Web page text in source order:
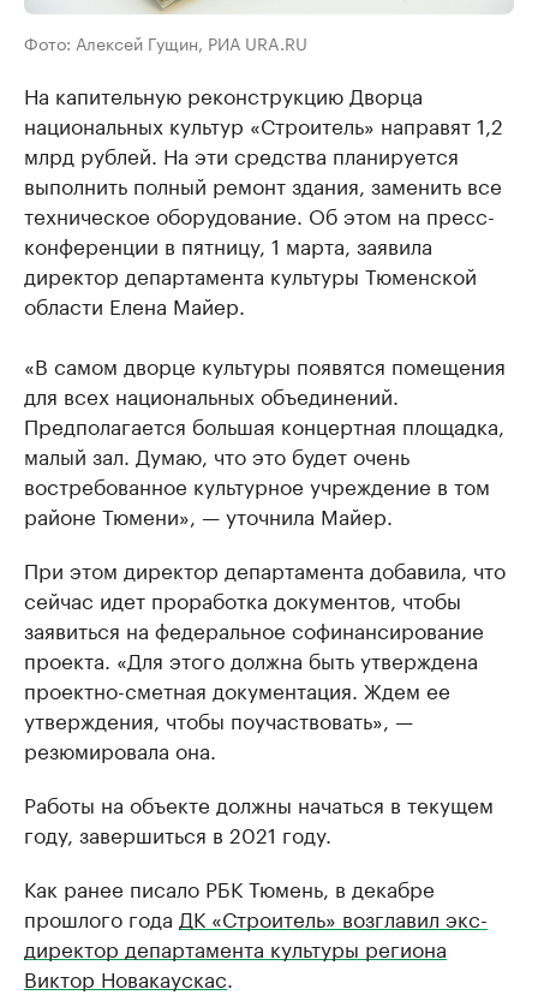
Фото: Алексей Гущин, РИА URA.RU
На капительную реконструкцию Дворца
национальных культур «Строитель» направят 1,2
млрд рублей. На эти средства планируется
выполнить полный ремонт здания, заменить все
техническое оборудование. Об этом на пресс-
конференции в пятницу, 1 марта, заявила
директор департамента культуры Тюменской
области Елена Майер.
«В самом дворце культуры появятся помещения
для всех национальных объединений.
Предполагается большая концертная площадка,
малый зал. Думаю, что это будет очень
востребованное культурное учреждение в том
районе Тюмени», — уточнила Майер.
​При этом директор департамента добавила, что
сейчас идет проработка документов, чтобы
заявиться на федеральное софинансирование
проекта. «Для этого должна быть утверждена
проектно-сметная документация. Ждем ее
утверждения, чтобы поучаствовать», —
резюмировала она.
Работы на объекте должны начаться в текущем
году, завершиться в 2021 году.
Как ранее писало РБК Тюмень, в декабре
прошлого года ДК «Строитель» возглавил экс-
директор департамента культуры региона
Виктор Новакаускас.